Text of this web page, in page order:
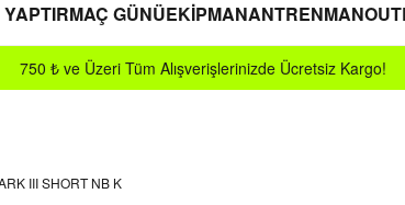
MAÇ GÜNÜEKİPMANANTRENMAN
750 ₺ ve Üzeri Tüm Alışverişlerinizde Ücretsiz Kargo!